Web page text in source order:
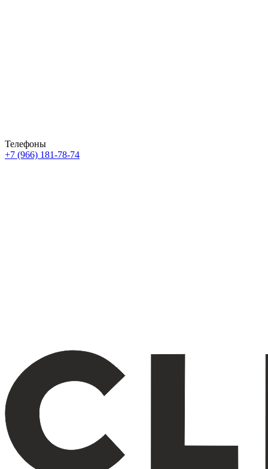
Телефоны
+7 (966) 181-78-74